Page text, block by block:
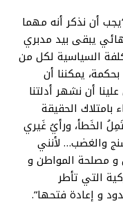
عضو لجنة التلقيح لكوفيد-19، “يجب أن نذكر أنه مهما
يبقى بيد مدبري
السياسية لكل من
يمكننا أن
أن نشهر أدلتنا
الحقيقة
الخَطأ، ورأيُ غَيري
والغضب… لأنني
و مصلحة المواطن و
التي تأطر
و إعادة فتحها”.